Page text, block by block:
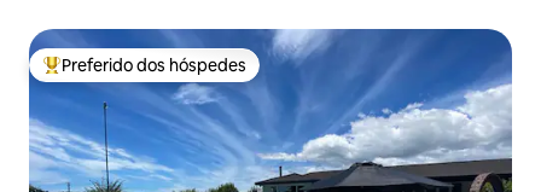
Entre os melhores preferidos dos hóspedes
Preferido dos hóspedes